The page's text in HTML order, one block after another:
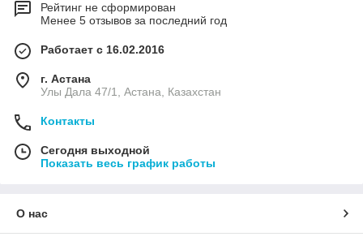
Рейтинг не сформирован
Менее 5 отзывов за последний год
Работает с 16.02.2016
г. Астана
Улы Дала 47/1, Астана, Казахстан
Контакты
Сегодня выходной
Показать весь график работы
О нас